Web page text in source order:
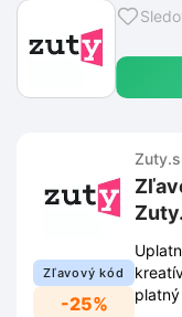
Zľavový kód
-25%